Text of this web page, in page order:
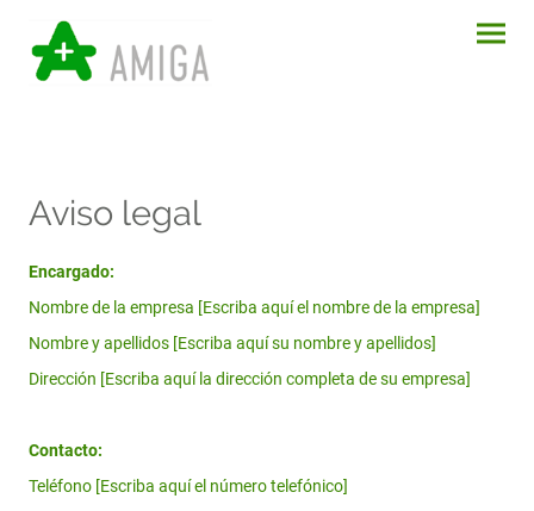
Aviso legal
Encargado:
Nombre de la empresa [Escriba aquí el nombre de la empresa]
Nombre y apellidos [Escriba aquí su nombre y apellidos]
Dirección [Escriba aquí la dirección completa de su empresa]
Contacto:
Teléfono [Escriba aquí el número telefónico]